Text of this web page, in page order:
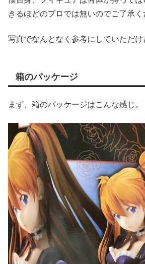
きるほどのプロでは無いのでご了承く
写真でなんとなく参考にしていただけ
箱のパッケージ
まず、箱のパッケージはこんな感じ。